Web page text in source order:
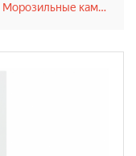
Морозильные камеры и лари